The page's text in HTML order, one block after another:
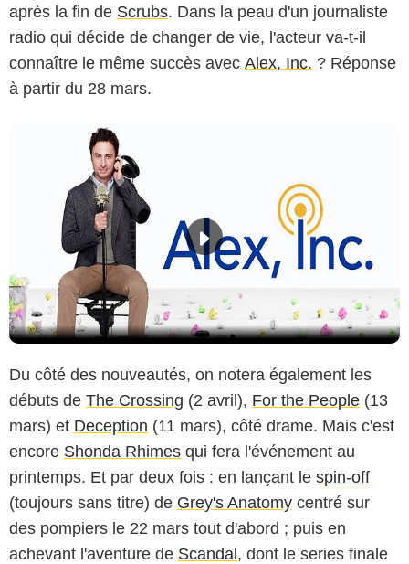
après la fin de Scrubs. Dans la peau d'un journaliste
radio qui décide de changer de vie, l'acteur va-t-il
connaître le même succès avec Alex, Inc. ? Réponse
à partir du 28 mars.
Du côté des nouveautés, on notera également les
débuts de The Crossing (2 avril), For the People (13
mars) et Deception (11 mars), côté drame. Mais c'est
encore Shonda Rhimes qui fera l'événement au
printemps. Et par deux fois : en lançant le spin-off
(toujours sans titre) de Grey's Anatomy centré sur
des pompiers le 22 mars tout d'abord ; puis en
achevant l'aventure de Scandal, dont le series finale